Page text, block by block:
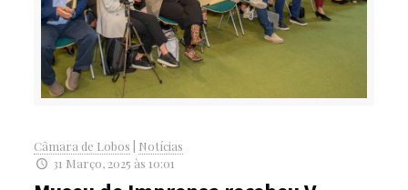
Câmara de Lobos
Notícias
31 Março, 2025 às 10:01